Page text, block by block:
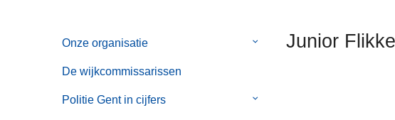
Onze organisatie
Submenu
organisatie
De wijkcommissarissen
Politie Gent in cijfers
Submenu
Junior